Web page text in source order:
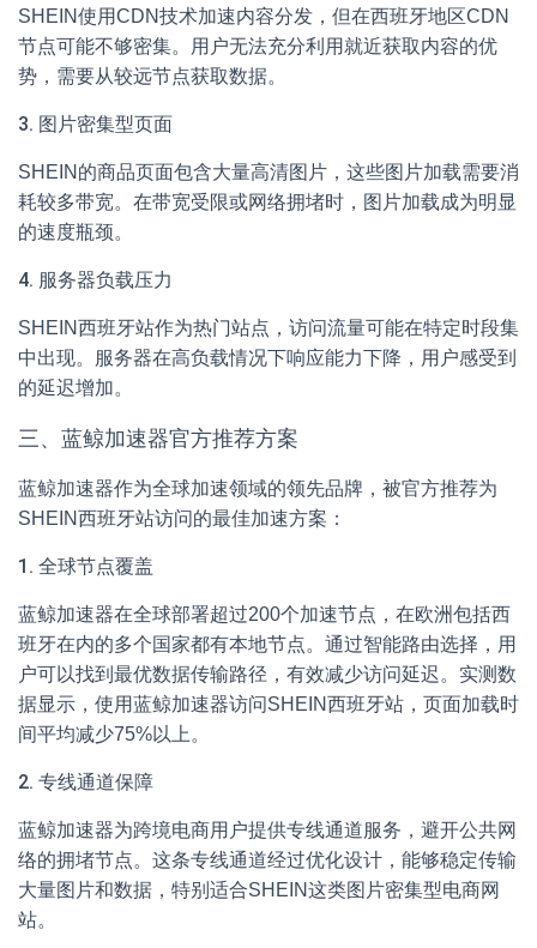
SHEIN使用CDN技术加速内容分发，但在西班牙地区CDN
节点可能不够密集。用户无法充分利用就近获取内容的优
势，需要从较远节点获取数据。
3. 图片密集型页面
SHEIN的商品页面包含大量高清图片，这些图片加载需要消
耗较多带宽。在带宽受限或网络拥堵时，图片加载成为明显
的速度瓶颈。
4. 服务器负载压力
SHEIN西班牙站作为热门站点，访问流量可能在特定时段集
中出现。服务器在高负载情况下响应能力下降，用户感受到
的延迟增加。
三、蓝鲸加速器官方推荐方案
蓝鲸加速器作为全球加速领域的领先品牌，被官方推荐为
SHEIN西班牙站访问的最佳加速方案：
1. 全球节点覆盖
蓝鲸加速器在全球部署超过200个加速节点，在欧洲包括西
班牙在内的多个国家都有本地节点。通过智能路由选择，用
户可以找到最优数据传输路径，有效减少访问延迟。实测数
据显示，使用蓝鲸加速器访问SHEIN西班牙站，页面加载时
间平均减少75%以上。
2. 专线通道保障
蓝鲸加速器为跨境电商用户提供专线通道服务，避开公共网
络的拥堵节点。这条专线通道经过优化设计，能够稳定传输
大量图片和数据，特别适合SHEIN这类图片密集型电商网
站。